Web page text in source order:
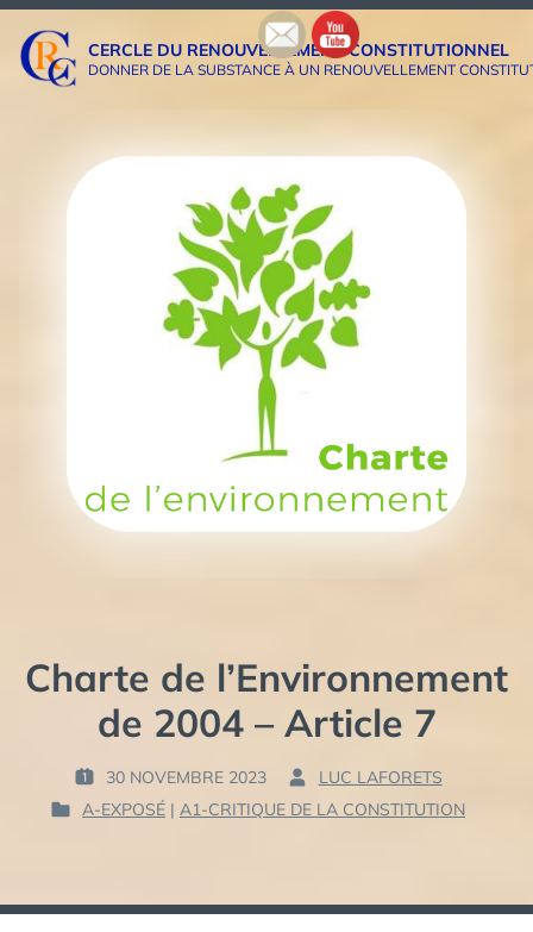
Aller
contenu
CERCLE DU RENOUVELLEMENT CONSTITUTIONNEL
DONNER DE LA SUBSTANCE À UN RENOUVELLEMENT
Charte de l’Environnement
de 2004 – Article 7
P
U
É
30 NOVEMBRE 2023
P
A
LUC LAFORETS
P
L
A-EXPOSÉ | A1-CRITIQUE DE LA CONSTITUTION